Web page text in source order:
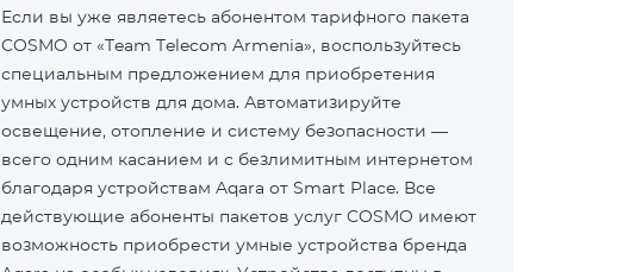
Если вы уже являетесь абонентом тарифного пакета
COSMO от «Team Telecom Armenia», воспользуйтесь
специальным предложением для приобретения
умных устройств для дома. Автоматизируйте
освещение, отопление и систему безопасности —
всего одним касанием и с безлимитным интернетом
благодаря устройствам Aqara от Smart Place. Все
действующие абоненты пакетов услуг COSMO имеют
возможность приобрести умные устройства бренда